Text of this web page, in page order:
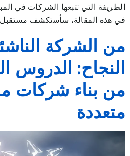
الطريقة التي تتبعها الشركات في
في هذه المقالة، سأستكشف مستقبل
من الشركة
النجاح: الدروس
من بناء شركات
متعددة